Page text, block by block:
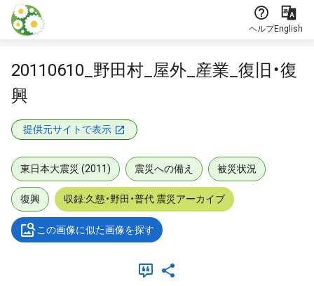
本文に飛ぶ
ヘルプEnglish
20110610_野田村_屋外_産業_復旧・復
興
提供元サイトで表示
東日本大震災 (2011) 震災への備え 被災状況
復興 収録:久慈・野田・普代 震災アーカイブ
この画像に似た画像を探す